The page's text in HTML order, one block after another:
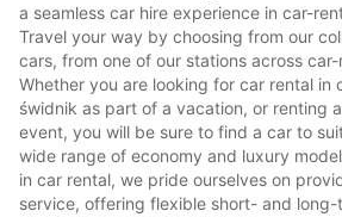
a seamless car hire experience in car-
Travel your way by choosing from our
cars, from one of our stations across
Whether you are looking for car rental in
świdnik as part of a vacation, or renting
event, you will be sure to find a car to
wide range of economy and luxury
in car rental, we pride ourselves on
service, offering flexible short- and